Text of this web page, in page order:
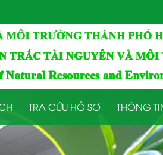
TRA CỨU HỒ SƠ THÔNG